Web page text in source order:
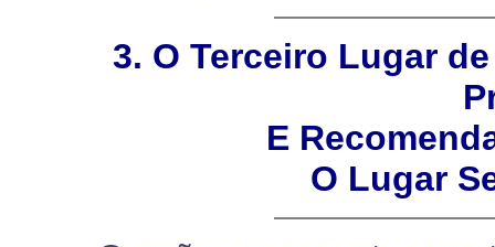
3. O Terceiro Lugar
E
O Lugar